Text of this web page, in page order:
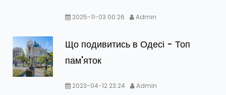
2025-11-03 00:26 Admin
Що подивитись в Одесі - Топ
пам'яток
2023-04-12 23:24 Admin